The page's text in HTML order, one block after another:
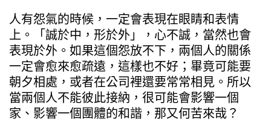
人有怨氣的時候，一定會表現在眼睛和表情
上。「誠於中，形於外」，心不誠，當然也會
表現於外。如果這個怨放不下，兩個人的關係
一定會愈來愈疏遠，這樣也不好；畢竟可能要
朝夕相處，或者在公司裡還要常常相見。所以
當兩個人不能彼此接納，很可能會影響一個
家、影響一個團體的和諧，那又何苦來哉？